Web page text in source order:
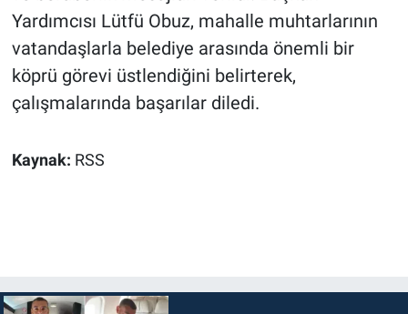
Yardımcısı Lütfü Obuz, mahalle muhtarlarının
vatandaşlarla belediye arasında önemli bir
köprü görevi üstlendiğini belirterek,
çalışmalarında başarılar diledi.
Kaynak: RSS